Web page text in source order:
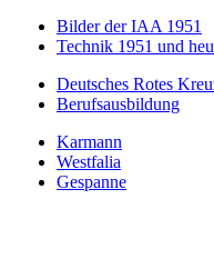
Bilder der IAA 1951
Technik 1951 und
Deutsches Rotes
Berufsausbildung
Karmann
Westfalia
Gespanne